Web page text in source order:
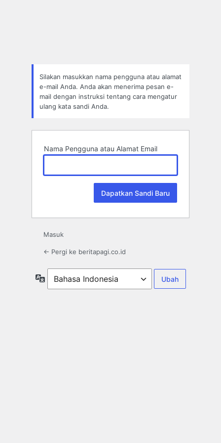
Silakan masukkan nama pengguna atau alamat
e-mail Anda. Anda akan menerima pesan e-
mail dengan instruksi tentang cara mengatur
ulang kata sandi Anda.
Nama Pengguna atau Alamat Email
Masuk
← Pergi ke beritapagi.co.id
Bahasa